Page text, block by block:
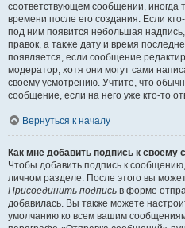
соответствующем сообщении, иногда
времени после его создания. Если
под ним появится небольшая
правок, а также дату и время
появляется, если сообщение
модератор, хотя они могут сами
своему усмотрению. Учтите, что
сообщение, если на него уже кто-то
Вернуться к началу
Как мне добавить подпись к своему
Чтобы добавить подпись к
личном разделе. После этого вы
Присоединить подпись в форме
добавилась. Вы также можете
умолчанию ко всем вашим